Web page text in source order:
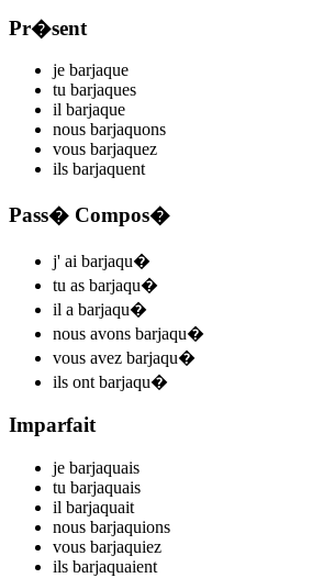
Pr�sent
je barjaque
tu barjaques
il barjaque
nous barjaquons
vous barjaquez
ils barjaquent
Pass� Compos�
j' ai barjaqu�
tu as barjaqu�
il a barjaqu�
nous avons barjaqu�
vous avez barjaqu�
ils ont barjaqu�
Imparfait
je barjaquais
tu barjaquais
il barjaquait
nous barjaquions
vous barjaquiez
ils barjaquaient